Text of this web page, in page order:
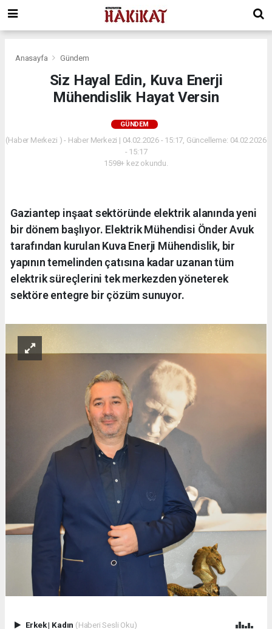
Anasayfa Gündem
Siz Hayal Edin, Kuva Enerji
Mühendislik Hayat Versin
GÜNDEM
(Haber Merkezi ) - Haber Merkezi | 04.02.2026 - 15:17, Güncelleme: 04.02.2026
- 15:17
1598+ kez okundu.
Gaziantep inşaat sektöründe elektrik alanında yeni
bir dönem başlıyor. Elektrik Mühendisi Önder Avuk
tarafından kurulan Kuva Enerji Mühendislik, bir
yapının temelinden çatısına kadar uzanan tüm
elektrik süreçlerini tek merkezden yöneterek
sektöre entegre bir çözüm sunuyor.
Erkek| Kadın (Haberi Sesli Oku)